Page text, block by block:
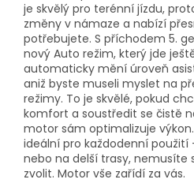
je skvělý pro terénní jízdu,
změny v námaze a nabízí
potřebujete. S příchodem 5.
nový Auto režim, který jde
automaticky mění úroveň
aniž byste museli myslet na
režimy. To je skvělé, pokud
komfort a soustředit se čistě
motor sám optimalizuje
ideální pro každodenní
nebo na delší trasy, nemusíte
zvolit. Motor vše zařídí za vás.